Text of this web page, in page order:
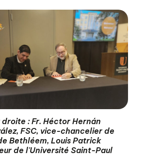
droite : Fr. Héctor Hernán
FSC, vice-chancelier de
Bethléem, Louis Patrick
de l'Université Saint-Paul